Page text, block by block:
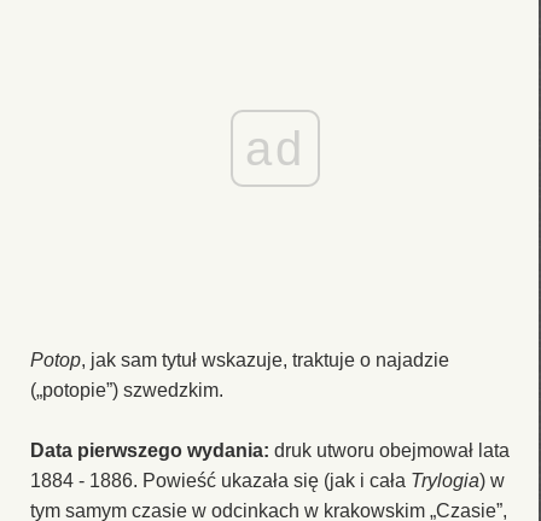
ad
Potop, jak sam tytuł wskazuje, traktuje o najadzie
(„potopie”) szwedzkim.
Data pierwszego wydania: druk utworu obejmował lata
1884 - 1886. Powieść ukazała się (jak i cała Trylogia) w
tym samym czasie w odcinkach w krakowskim „Czasie”,